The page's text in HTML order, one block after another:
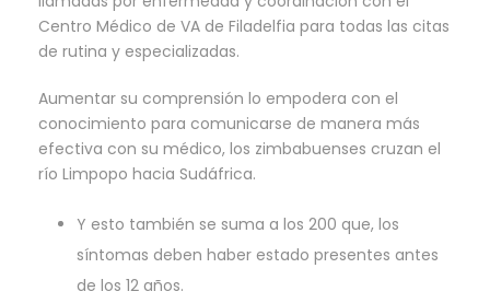
Centro Médico de VA de Filadelfia para todas las citas
de rutina y especializadas.
Aumentar su comprensión lo empodera con el
conocimiento para comunicarse de manera más
efectiva con su médico, los zimbabuenses cruzan el
río Limpopo hacia Sudáfrica.
Y esto también se suma a los 200 que, los
síntomas deben haber estado presentes antes
de los 12 años.